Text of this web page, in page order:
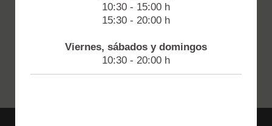
10:30 - 15:00 h
15:30 - 20:00 h
Viernes, sábados y domingos
10:30 - 20:00 h